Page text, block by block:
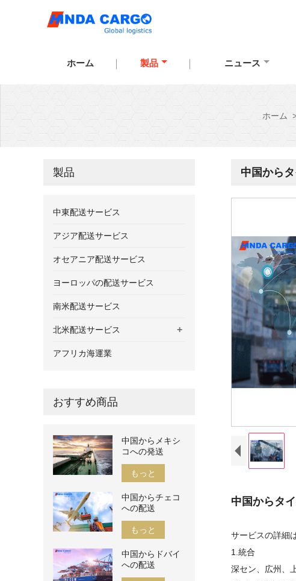
ホーム 製品 ニュース
ホーム
中国から
中国からタ
サービスの詳細
1.統合
深セン、広州、
製品
中東配送サービス
アジア配送サービス
オセアニア配送サービス
ヨーロッパの配送サービス
南米配送サービス
+
北米配送サービス
アフリカ海運業
おすすめ商品
中国からメキシ
コへの発送
もっと
中国からチェコ
への配送
もっと
中国からドバイ
への配送